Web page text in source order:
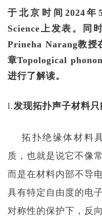
于北京时间 2024 年
Science上发表。
同
Prineha Narang教授
章Topological
进行了解读。
l.发现拓扑声子材料只
拓扑绝缘体材料
质，也就是说它不像
而是在材料内部不导
具有特定自由度的电
对称性的保护下，反